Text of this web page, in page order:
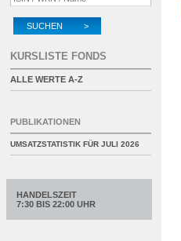
SUCHEN >
KURSLISTE FONDS
ALLE WERTE A-Z
PUBLIKATIONEN
UMSATZSTATISTIK FÜR JULI 2026
HANDELSZEIT
7:30 BIS 22:00 UHR